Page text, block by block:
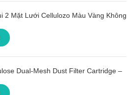
2 Mặt Lưới Cellulozo Màu Vàng Không
Dual-Mesh Dust Filter Cartridge –